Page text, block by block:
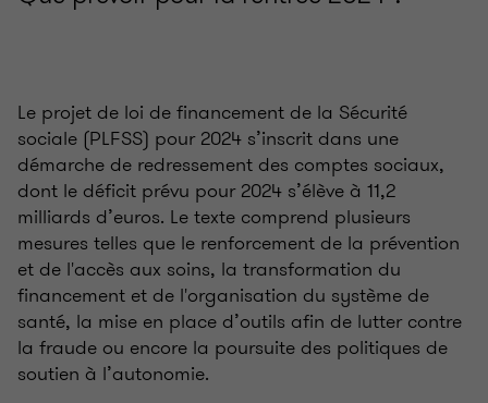
Le projet de loi de financement de la Sécurité
sociale (PLFSS) pour 2024 s’inscrit dans une
démarche de redressement des comptes sociaux,
dont le déficit prévu pour 2024 s’élève à 11,2
milliards d’euros. Le texte comprend plusieurs
mesures telles que le renforcement de la prévention
et de l'accès aux soins, la transformation du
financement et de l'organisation du système de
santé, la mise en place d’outils afin de lutter contre
la fraude ou encore la poursuite des politiques de
soutien à l’autonomie.